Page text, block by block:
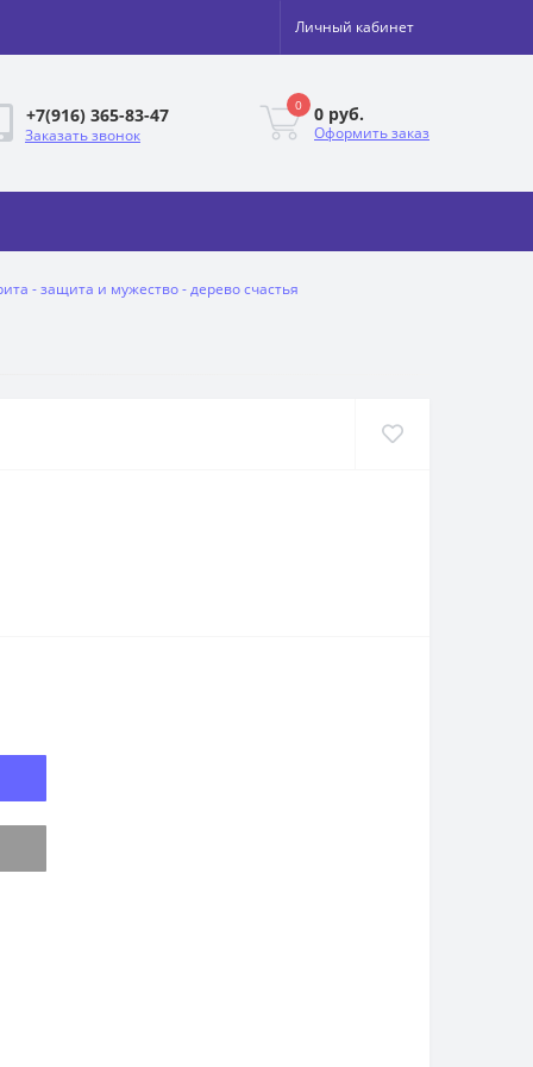
Личный кабинет
+7(916) 365-83-47
Заказать звонок
0 0 руб.
Оформить заказ
- защита и мужество - дерево счастья